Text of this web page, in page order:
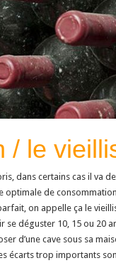
/ le
dans certains cas il va
optimale de
on appelle ça le
déguster 10, 15 ou 20
d’une cave sous sa
écarts trop importants